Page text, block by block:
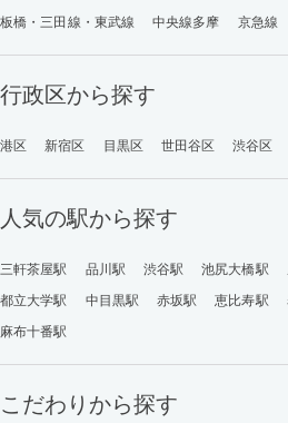
板橋・三田線・東武線
中央線多摩 京急線
行政区から探す
港区 新宿区 目黒区 世田谷区 渋谷区
人気の駅から探す
三軒茶屋駅 品川駅 渋谷駅 池尻大橋駅
都立大学駅
中目黒駅 赤坂駅 恵比寿駅
麻布十番駅
こだわりから探す